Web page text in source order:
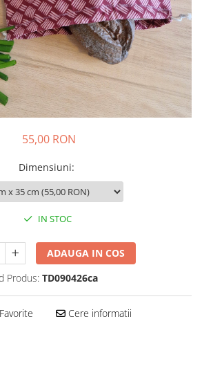
55,00 RON
Dimensiuni:
IN STOC
ADAUGA IN COS
Produs: TD090426ca
Cere informatii